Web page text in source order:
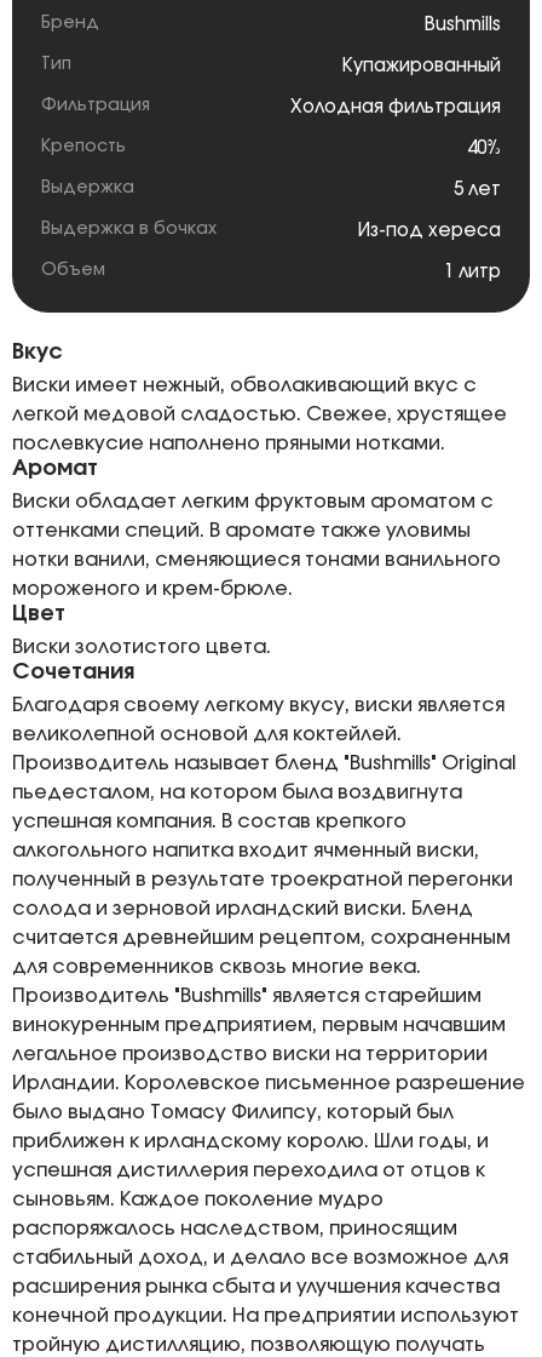
Бренд Bushmills
Тип Купажированный
Фильтрация Холодная фильтрация
Крепость 40%
Выдержка 5 лет
Выдержка в бочках Из-под хереса
Объем 1 литр
Вкус
Виски имеет нежный, обволакивающий вкус с
легкой медовой сладостью. Свежее, хрустящее
послевкусие наполнено пряными нотками.
Аромат
Виски обладает легким фруктовым ароматом с
оттенками специй. В аромате также уловимы
нотки ванили, сменяющиеся тонами ванильного
мороженого и крем-брюле.
Цвет
Виски золотистого цвета.
Сочетания
Благодаря своему легкому вкусу, виски является
великолепной основой для коктейлей.
Производитель называет бленд "Bushmills" Original
пьедесталом, на котором была воздвигнута
успешная компания. В состав крепкого
алкогольного напитка входит ячменный виски,
полученный в результате троекратной перегонки
солода и зерновой ирландский виски. Бленд
считается древнейшим рецептом, сохраненным
для современников сквозь многие века.
Производитель "Bushmills" является старейшим
винокуренным предприятием, первым начавшим
легальное производство виски на территории
Ирландии. Королевское письменное разрешение
было выдано Томасу Филипсу, который был
приближен к ирландскому королю. Шли годы, и
успешная дистиллерия переходила от отцов к
сыновьям. Каждое поколение мудро
распоряжалось наследством, приносящим
стабильный доход, и делало все возможное для
расширения рынка сбыта и улучшения качества
конечной продукции. На предприятии используют
тройную дистилляцию, позволяющую получать